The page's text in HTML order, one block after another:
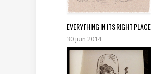
EVERYTHING IN ITS RIGHT PLACE
30 juin 2014